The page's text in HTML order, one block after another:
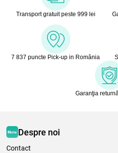
Transport gratuit peste 999 lei
7 837 puncte Pick-up in România
Garanţia
Despre noi
Contact